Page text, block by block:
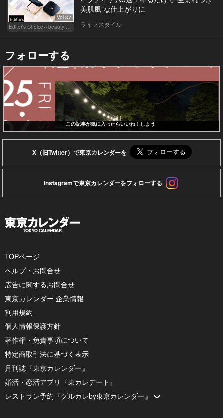
Vol.37
Editor's Choice～beauty & wellness～
美肌風”な仕上がりに
ライフスタイル
フォローする
この記事が気に入ったらいいね！しよう
X（旧Twitter）で東京カレンダーを
Instagramで東京カレンダーをフォローする
TOPページ
ヘルプ・お問合せ
広告に関するお問合せ
東京カレンダー 企業情報
利用規約
個人情報保護方針
著作権・免責事項について
特定商取引法に基づく表示
月刊誌『東京カレンダー』
婚活・恋活アプリ『東カレデート』
レストラン予約『グルカレby東京カレンダー』